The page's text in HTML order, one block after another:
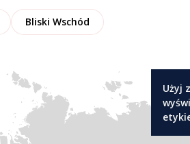
Bliski Wschód
Użyj